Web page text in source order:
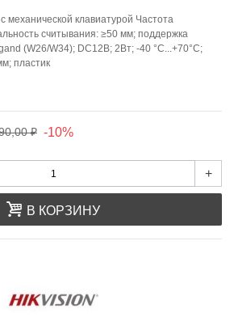
механической клавиатурой Частота
считывания: ≥50 мм; поддержка
(W26/W34); DC12В; 2Вт; -40 °C...+70°C;
пластик
₽ -10%
+
В КОРЗИНУ